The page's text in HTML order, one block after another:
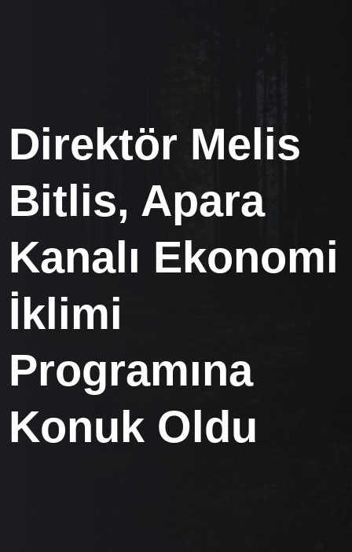
Direktör Melis
Bitlis, Apara
Kanalı Ekonomi
İklimi
Programına
Konuk Oldu